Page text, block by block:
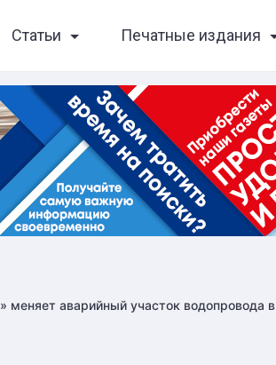
Статьи Печатные издания
меняет аварийный участок водопровода в